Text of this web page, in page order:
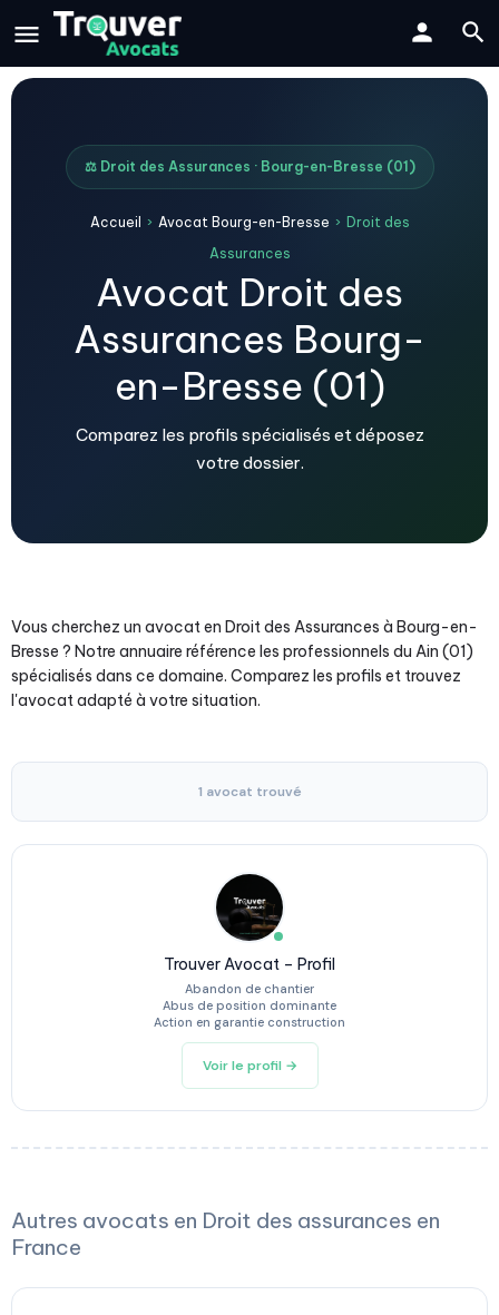
⚖️ Droit des Assurances · Bourg-en-Bresse (01)
Accueil › Avocat Bourg-en-Bresse › Droit des
Assurances
Avocat Droit des
Assurances Bourg-
en-Bresse (01)
Comparez les profils spécialisés et déposez
votre dossier.
Vous cherchez un avocat en Droit des Assurances à Bourg-en-
Bresse ? Notre annuaire référence les professionnels du Ain (01)
spécialisés dans ce domaine. Comparez les profils et trouvez
l'avocat adapté à votre situation.
1 avocat trouvé
Trouver Avocat – Profil
Abandon de chantier
Abus de position dominante
Action en garantie construction
Voir le profil →
Autres avocats en Droit des assurances en
France